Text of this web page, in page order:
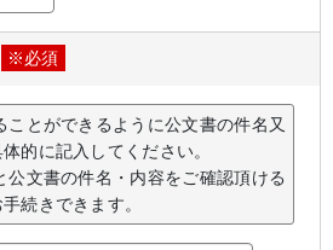
※必須
とができるように公文書の件名又
的に記入してください。
文書の件名・内容をご確認頂ける
続きできます。